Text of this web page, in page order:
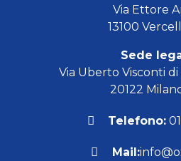
Via Ettore
13100
Sede
Via Uberto Visconti di
20122
Telefono:
Mail: